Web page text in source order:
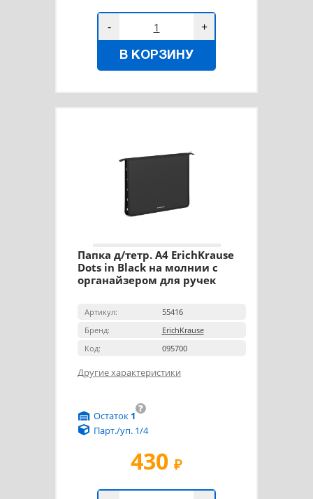
- +
В КОРЗИНУ
Папка д/тетр. А4 ErichKrause
Dots in Black на молнии с
органайзером для ручек
Артикул:
55416
Бренд:
ErichKrause
Код:
095700
Другие характеристики
430 ₽
?
Остаток 1
Парт./уп. 1/4